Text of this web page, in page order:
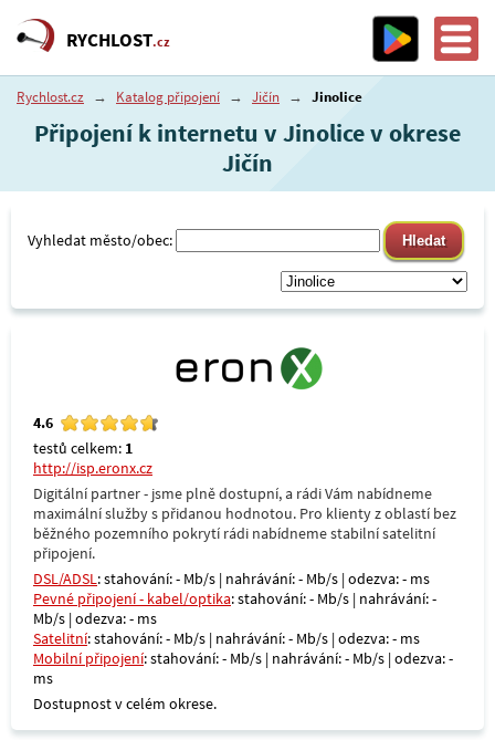
RYCHLOST.cz
Rychlost.cz → Katalog připojení → Jičín → Jinolice
Připojení k internetu v Jinolice v okrese
Jičín
Vyhledat město/obec:
4.6
testů celkem: 1
http://isp.eronx.cz
Digitální partner - jsme plně dostupní, a rádi Vám nabídneme
maximální služby s přidanou hodnotou. Pro klienty z oblastí bez
běžného pozemního pokrytí rádi nabídneme stabilní satelitní
připojení.
DSL/ADSL: stahování: - Mb/s | nahrávání: - Mb/s | odezva: - ms
Pevné připojení - kabel/optika: stahování: - Mb/s | nahrávání: -
Mb/s | odezva: - ms
Satelitní: stahování: - Mb/s | nahrávání: - Mb/s | odezva: - ms
Mobilní připojení: stahování: - Mb/s | nahrávání: - Mb/s | odezva: -
ms
Dostupnost v celém okrese.